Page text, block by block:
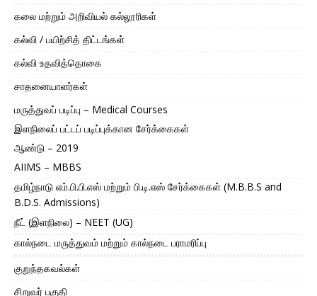
கலை மற்றும் அறிவியல் கல்லூரிகள்
கல்வி / பயிற்சித் திட்டங்கள்
கல்வி உதவித்தொகை
சாதனையாளர்கள்
மருத்துவப் படிப்பு – Medical Courses
இளநிலைப் பட்டப் படிப்புக்கான சேர்க்கைகள்
ஆண்டு – 2019
AIIMS – MBBS
தமிழ்நாடு எம்.பி.பி.எஸ் மற்றும் பி.டி.எஸ் சேர்க்கைகள் (M.B.B.S and
B.D.S. Admissions)
நீட் (இளநிலை) – NEET (UG)
கால்நடை மருத்துவம் மற்றும் கால்நடை பராமரிப்பு
குறுந்தகவல்கள்
சிறுவர் பகுதி